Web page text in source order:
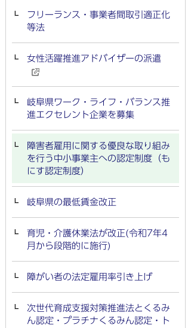
フリーランス・事業者間取引適正化
等法
女性活躍推進アドバイザーの派遣
岐阜県ワーク・ライフ・バランス推
進エクセレント企業を募集
障害者雇用に関する優良な取り組み
を行う中小事業主への認定制度（も
にす認定制度）
岐阜県の最低賃金改正
育児・介護休業法が改正(令和7年4
月から段階的に施行)
障がい者の法定雇用率引き上げ
次世代育成支援対策推進法とくるみ
ん認定・プラチナくるみん認定・ト